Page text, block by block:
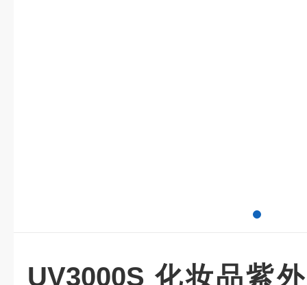
UV3000S 化妆品紫